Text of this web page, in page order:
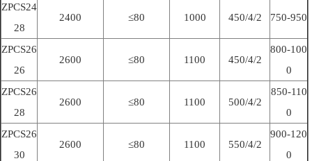
ZPCS24
28
2400 ≤80 1000 450/4/2 750-950
ZPCS26
26
2600 ≤80 1100 450/4/2
800-100
0
ZPCS26
28
2600 ≤80 1100 500/4/2
850-110
0
ZPCS26
30
2600 ≤80 1100 550/4/2
900-120
0